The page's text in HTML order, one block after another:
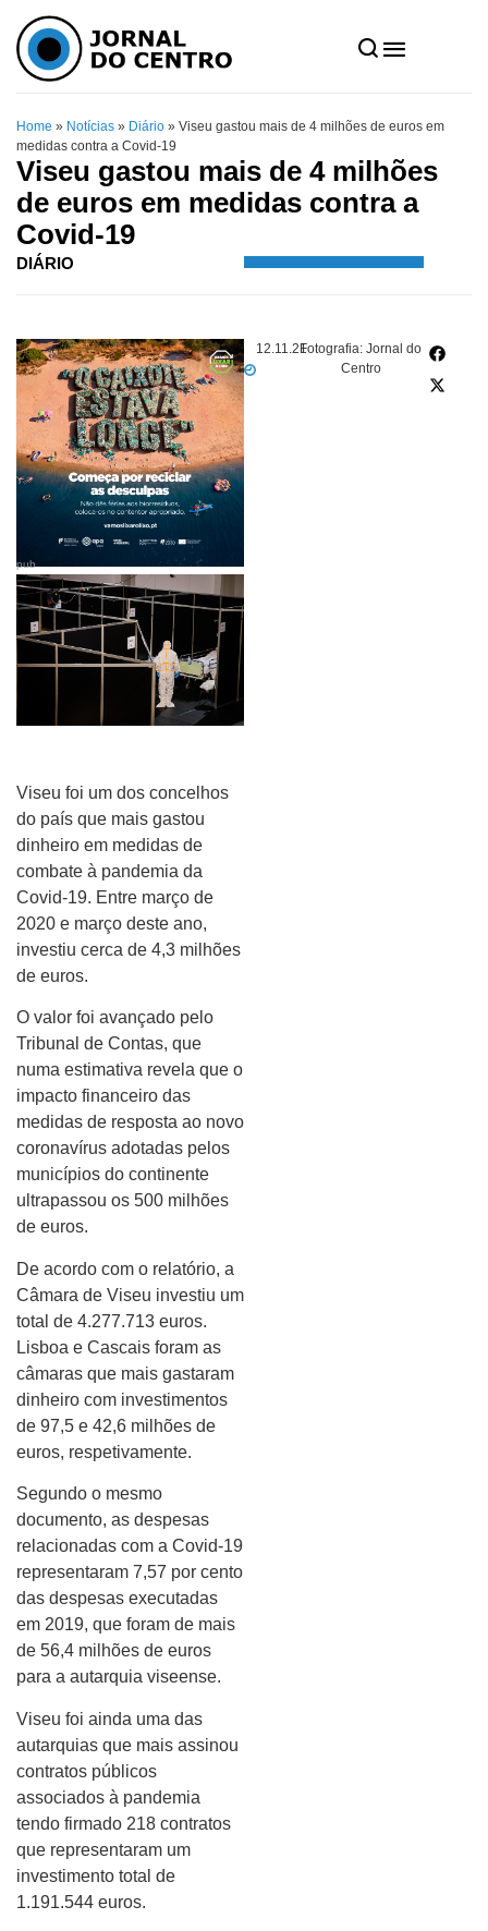
Home » Notícias » Diário » Viseu gastou mais de 4 milhões de euros em
medidas contra a Covid-19
Viseu gastou mais de 4 milhões
de euros em medidas contra a
Covid-19
DIÁRIO
12.11.21Fotografia: Jornal do
Centro
pub
Viseu foi um dos concelhos
do país que mais gastou
dinheiro em medidas de
combate à pandemia da
Covid-19. Entre março de
2020 e março deste ano,
investiu cerca de 4,3 milhões
de euros.
O valor foi avançado pelo
Tribunal de Contas, que
numa estimativa revela que o
impacto financeiro das
medidas de resposta ao novo
coronavírus adotadas pelos
municípios do continente
ultrapassou os 500 milhões
de euros.
De acordo com o relatório, a
Câmara de Viseu investiu um
total de 4.277.713 euros.
Lisboa e Cascais foram as
câmaras que mais gastaram
dinheiro com investimentos
de 97,5 e 42,6 milhões de
euros, respetivamente.
Segundo o mesmo
documento, as despesas
relacionadas com a Covid-19
representaram 7,57 por cento
das despesas executadas
em 2019, que foram de mais
de 56,4 milhões de euros
para a autarquia viseense.
Viseu foi ainda uma das
autarquias que mais assinou
contratos públicos
associados à pandemia
tendo firmado 218 contratos
que representaram um
investimento total de
1.191.544 euros.